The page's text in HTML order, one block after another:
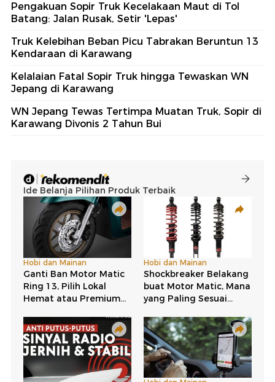
Pengakuan Sopir Truk Kecelakaan Maut di Tol
Batang: Jalan Rusak, Setir 'Lepas'
Truk Kelebihan Beban Picu Tabrakan Beruntun 13
Kendaraan di Karawang
Kelalaian Fatal Sopir Truk hingga Tewaskan WN
Jepang di Karawang
WN Jepang Tewas Tertimpa Muatan Truk, Sopir di
Karawang Divonis 2 Tahun Bui